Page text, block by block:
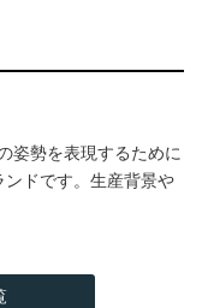
姿勢を表現するために
ドです。生産背景や